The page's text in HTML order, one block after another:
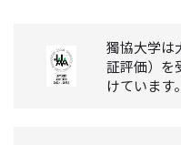
獨協大学は
証評価）を
けています。